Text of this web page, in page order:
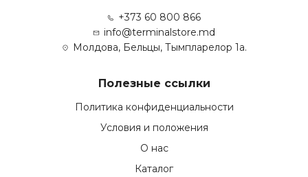
+373 60 800 866
info@terminalstore.md
Молдова, Бельцы, Тымпларелор 1а.
Полезные ссылки
Политика конфиденциальности
Условия и положения
О нас
Каталог